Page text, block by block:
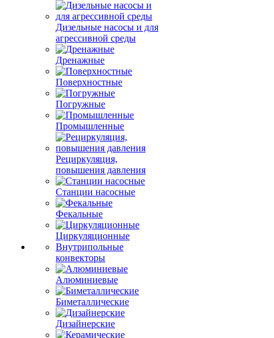
Дизельные насосы и для
агрессивной среды
Дренажные
Поверхностные
Погружные
Промышленные
Рециркуляция,
повышения давления
Станции насосные
Фекальные
Циркуляционные
Внутрипольные
конвекторы
Алюминиевые
Биметаллические
Дизайнерские